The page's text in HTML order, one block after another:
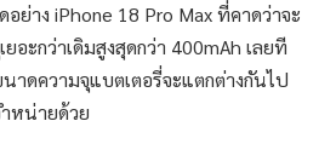
ย่าง iPhone 18 Pro Max ที่คาดว่าจะ
อะกว่าเดิมสูงสุดกว่า 400mAh เลยที
าดความจุแบตเตอรี่จะแตกต่างกันไป
หน่ายด้วย